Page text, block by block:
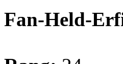
Fan-Held-